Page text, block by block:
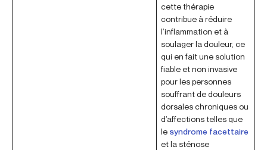
cette thérapie
contribue à réduire
l’inflammation et à
soulager la douleur, ce
qui en fait une solution
fiable et non invasive
pour les personnes
souffrant de douleurs
dorsales chroniques ou
d’affections telles que
le syndrome facettaire
et la sténose